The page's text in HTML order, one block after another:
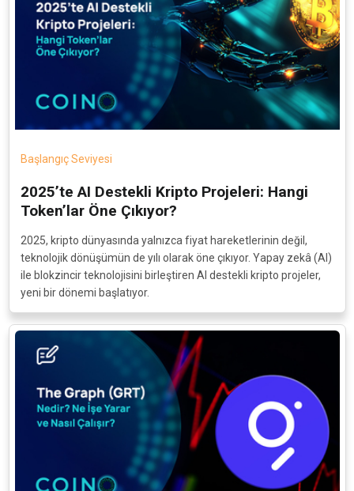
Başlangıç Seviyesi
2025’te AI Destekli Kripto Projeleri: Hangi
Token’lar Öne Çıkıyor?
2025, kripto dünyasında yalnızca fiyat hareketlerinin değil,
teknolojik dönüşümün de yılı olarak öne çıkıyor. Yapay zekâ (AI)
ile blokzincir teknolojisini birleştiren AI destekli kripto projeler,
yeni bir dönemi başlatıyor.